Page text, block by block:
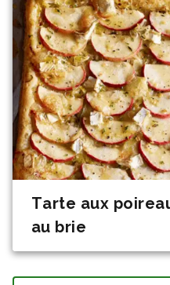
Tarte aux
au brie